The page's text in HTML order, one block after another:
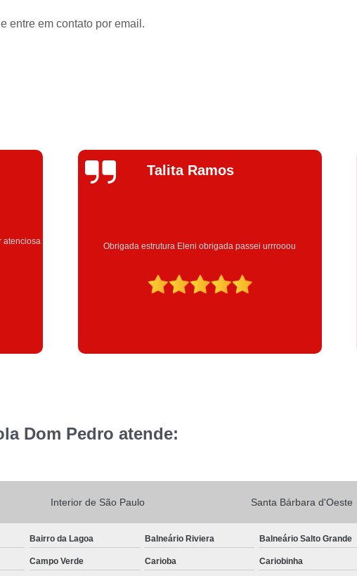
e entre em contato por email.
Jhenifer
Correia
Excelente atendimento , a Instrutora Eleni maravilhosa
atenciosa
Dom Pedro atende:
Interior de São Paulo Santa Bárbara d'Oeste
Bairro da Lagoa Balneário Riviera Balneário Salto Grande
Campo Verde Carioba Cariobinha